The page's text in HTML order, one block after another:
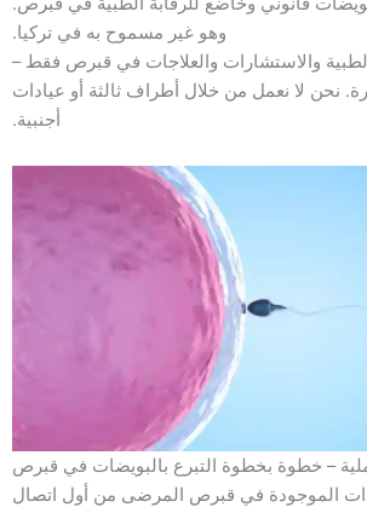
وهو غير مسموح به في تركيا.
والاستشارات والعلاجات في قبرص فقط –
نحن لا نعمل من خلال أطراف ثالثة أو عيادات
أجنبية.
– خطوة بخطوة التبرع بالبويضات في قبرص
الموجودة في قبرص المرضى من أول اتصال